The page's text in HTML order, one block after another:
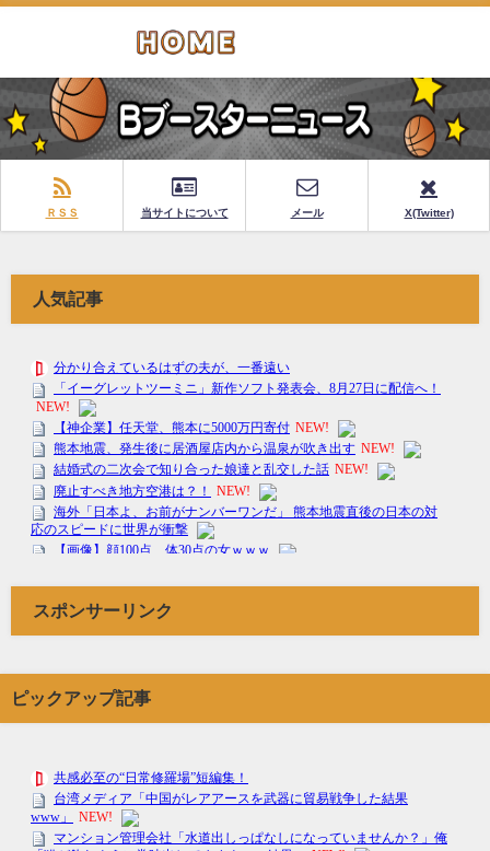
ＲＳＳ 当サイトについて メール X(Twitter)
人気記事
スポンサーリンク
ピックアップ記事